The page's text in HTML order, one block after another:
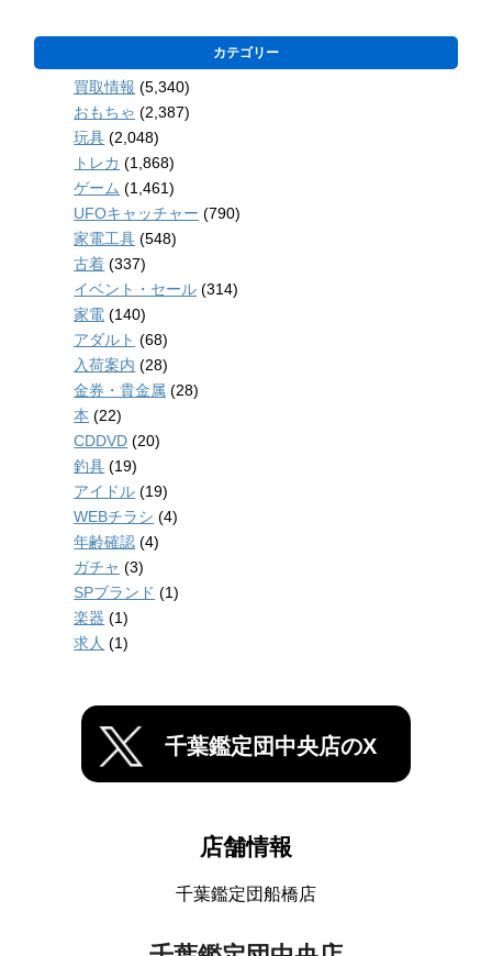
カテゴリー
買取情報 (5,340)
おもちゃ (2,387)
玩具 (2,048)
トレカ (1,868)
ゲーム (1,461)
UFOキャッチャー (790)
家電工具 (548)
古着 (337)
イベント・セール (314)
家電 (140)
アダルト (68)
入荷案内 (28)
金券・貴金属 (28)
本 (22)
CDDVD (20)
釣具 (19)
アイドル (19)
WEBチラシ (4)
年齢確認 (4)
ガチャ (3)
SPブランド (1)
楽器 (1)
求人 (1)
千葉鑑定団中央店のX
店舗情報
千葉鑑定団船橋店